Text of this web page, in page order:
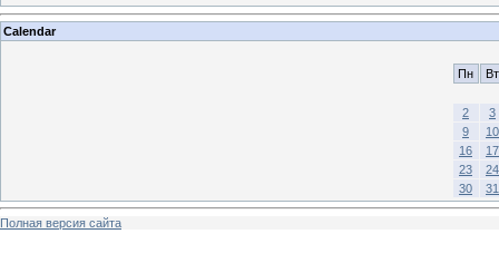
Calendar
Пн Вт
2
3
9
10
16
17
23
24
30
31
Полная версия сайта